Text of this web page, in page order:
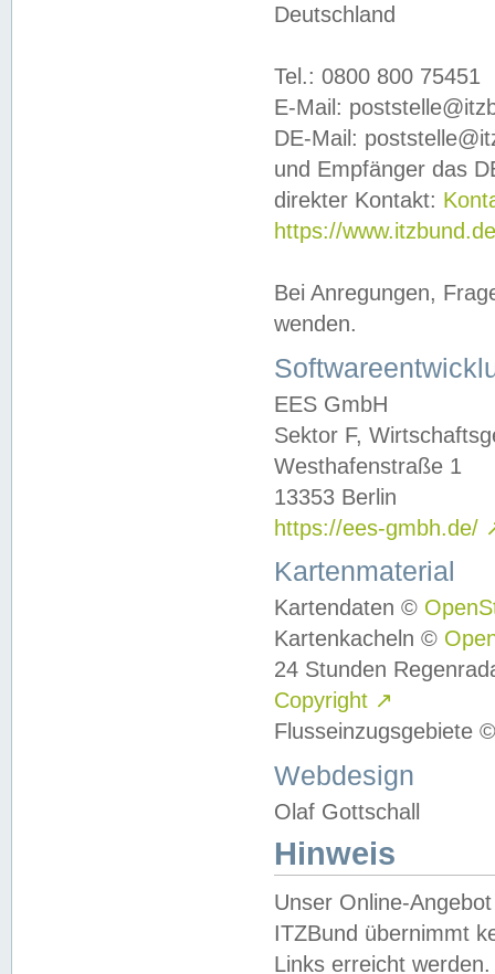
Deutschland
Tel.: 0800 800 75451
E-Mail:
DE-Mail:
und Empfänger das
direkter Kontakt:
https://
Bei Anregungen,
wenden.
EES GmbH
Sektor F,
Westhafenstraße 1
13353 Berlin
https://ees-gmbh.de/
Kartenmaterial
Kartendaten ©
Kartenkacheln ©
24 Stunden
Copyright ↗
Flusseinzugsgebiete
Webdesign
Olaf Gottschall
Hinweis
Unser Online-
ITZBund übernimmt
Links erreicht